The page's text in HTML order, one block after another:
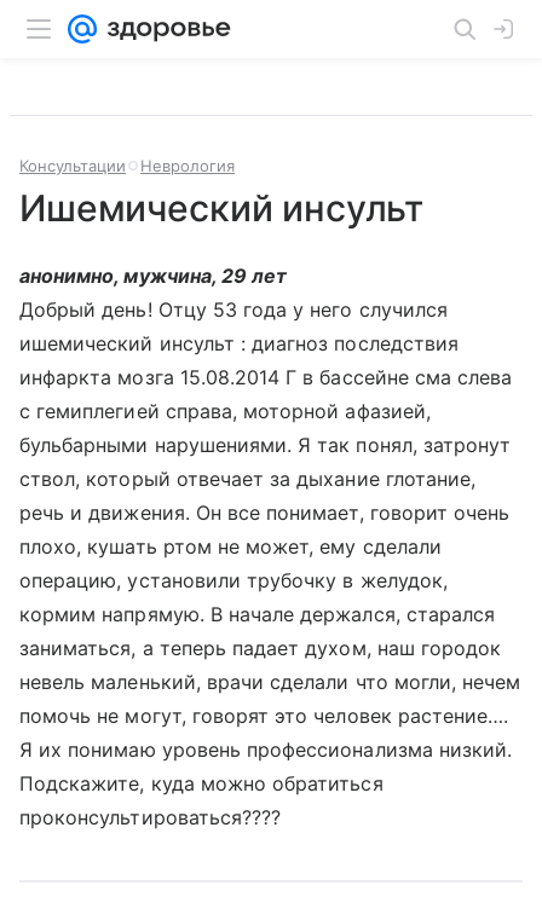
Консультации Неврология
Ишемический инсульт
анонимно, мужчина, 29 лет
Добрый день! Отцу 53 года у него случился
ишемический инсульт : диагноз последствия
инфаркта мозга 15.08.2014 Г в бассейне сма слева
с гемиплегией справа, моторной афазией,
бульбарными нарушениями. Я так понял, затронут
ствол, который отвечает за дыхание глотание,
речь и движения. Он все понимает, говорит очень
плохо, кушать ртом не может, ему сделали
операцию, установили трубочку в желудок,
кормим напрямую. В начале держался, старался
заниматься, а теперь падает духом, наш городок
невель маленький, врачи сделали что могли, нечем
помочь не могут, говорят это человек растение….
Я их понимаю уровень профессионализма низкий.
Подскажите, куда можно обратиться
проконсультироваться????